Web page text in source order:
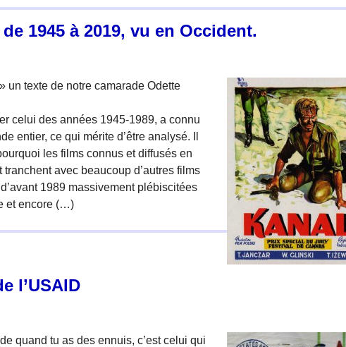
1945 à 2019, vu en Occident.
un texte de notre camarade Odette
celui des années 1945-1989, a connu
entier, ce qui mérite d’être analysé. Il
les films connus et diffusés en
avec beaucoup d’autres films
1989 massivement plébiscitées
et encore (…)
l’USAID
quand tu as des ennuis, c’est celui qui